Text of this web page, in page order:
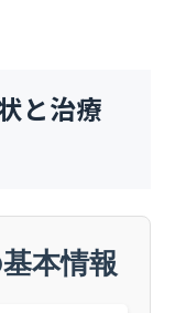
と治療
本情報